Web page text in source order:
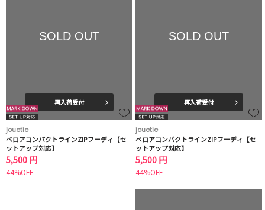
SOLD OUT
再入荷受付
jouetie
ベロアコンパクトラインZIPフーディ【セ
ットアップ対応】
5,500 円
44%OFF
SOLD OUT
再入荷受付
jouetie
ベロアコンパクトラインZIPフーディ【セ
ットアップ対応】
5,500 円
44%OFF